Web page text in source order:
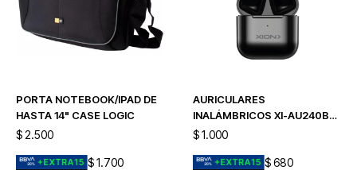
PORTA NOTEBOOK/IPAD DE
HASTA 14" CASE LOGIC
$ 2.500
$1.700
AURICULARES
INALÁMBRICOS XI-AU240BT
- BLACK
$ 1.000
$ 680